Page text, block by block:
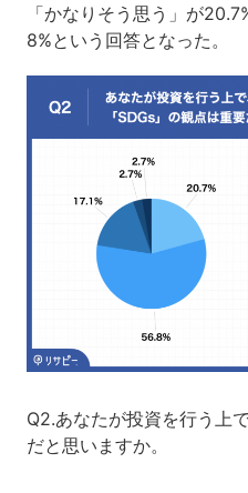
「かなりそう思う」が
8%という回答となった。
Q2.あなたが投資を行う上
だと思いますか。